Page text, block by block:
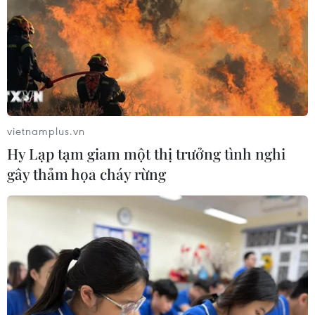
nhất kể từ tháng 1/2026
07/08/2026 08:14
Hạn hán nghiêm trọng đe dọa "huyết
mạch" kinh tế châu Âu
Để trái sầu riêng đáp ứng yêu cầu
xuất khẩu bền vững
Tây Ninh thúc đẩy bình dân học vụ
số, tạo động lực phát triển kinh tế số
vietnamplus.vn
Hy Lạp tạm giam một thị trưởng tình nghi
gây thảm họa cháy rừng